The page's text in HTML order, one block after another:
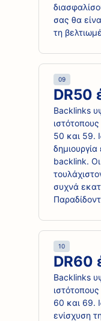
σας θα
τη
09
DR50
Backlinks
50 και 59.
backlink. Οι
συχνά
10
DR60
Backlinks
60 και 69.
ενίσχυση